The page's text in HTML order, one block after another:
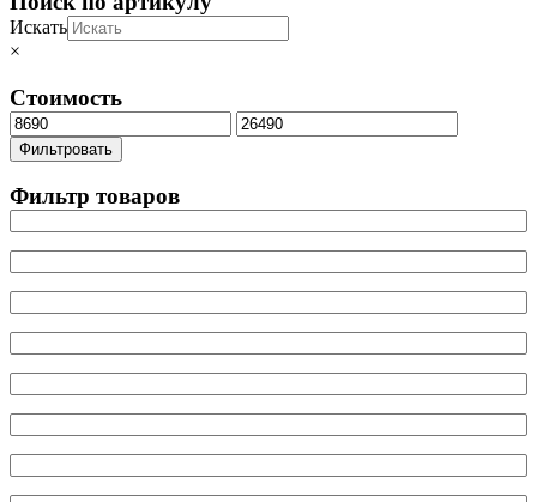
Искать
×
Стоимость
Минимальная
цена
Максимальная
цена
Фильтровать
Фильтр товаров